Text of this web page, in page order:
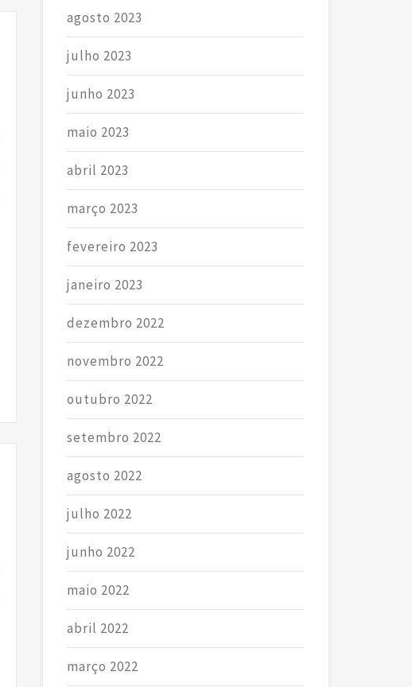
agosto 2023
julho 2023
junho 2023
maio 2023
abril 2023
março 2023
fevereiro 2023
janeiro 2023
dezembro 2022
novembro 2022
outubro 2022
setembro 2022
agosto 2022
julho 2022
junho 2022
maio 2022
abril 2022
março 2022